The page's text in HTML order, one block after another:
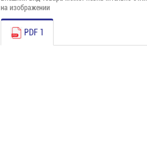
на изображении
PDF 1